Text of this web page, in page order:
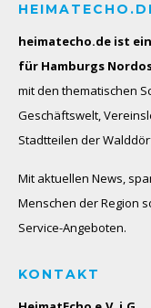
heimatecho.de ist
für Hamburgs
mit den thematischen
Geschäftswelt,
Stadtteilen der
Mit aktuellen News,
Menschen der Region
Service-Angeboten.
KONTAKT